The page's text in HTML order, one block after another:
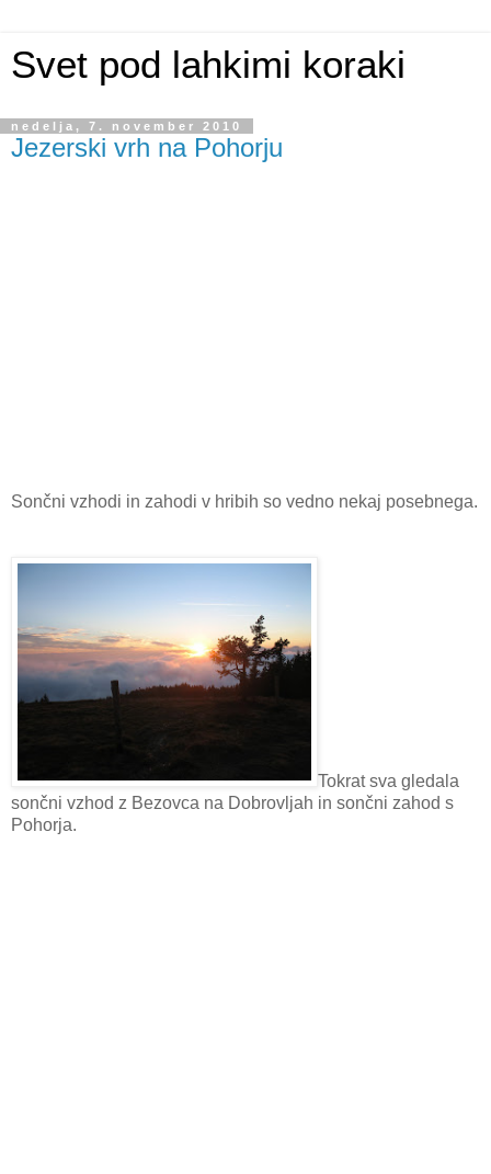
Svet pod lahkimi koraki
nedelja, 7. november 2010
Jezerski vrh na Pohorju
Sončni vzhodi in zahodi v hribih so vedno nekaj posebnega.
Tokrat sva gledala
sončni vzhod z Bezovca na Dobrovljah in sončni zahod s
Pohorja.